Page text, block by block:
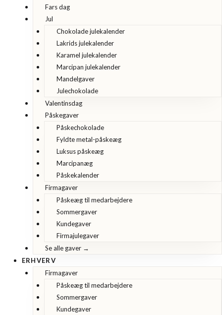
Fars dag
Jul
Chokolade julekalender
Lakrids julekalender
Karamel julekalender
Marcipan julekalender
Mandelgaver
Julechokolade
Valentinsdag
Påskegaver
Påskechokolade
Fyldte metal-påskeæg
Luksus påskeæg
Marcipanæg
Påskekalender
Firmagaver
Påskeæg til medarbejdere
Sommergaver
Kundegaver
Firmajulegaver
Se alle gaver →
ERHVERV
Firmagaver
Påskeæg til medarbejdere
Sommergaver
Kundegaver